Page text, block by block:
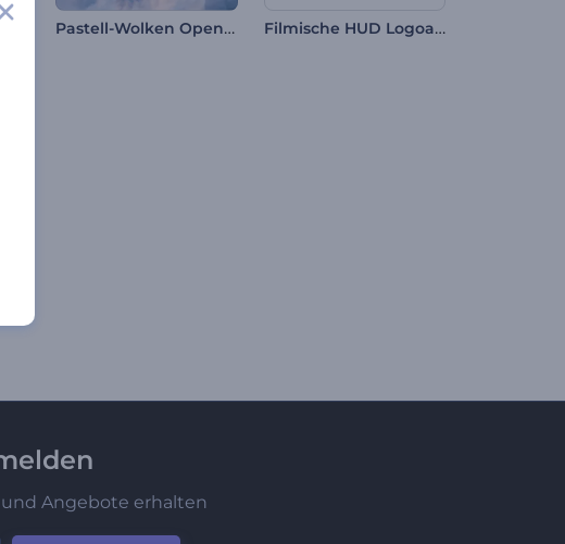
Pastell-Wolken Opener Filmische HUD Logoanimation
Angebote erhalten